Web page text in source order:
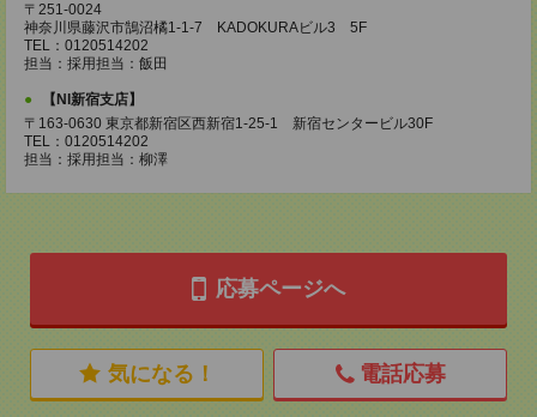
〒251-0024
神奈川県藤沢市鵠沼橘1-1-7 KADOKURAビル3 5F
TEL：0120514202
担当：採用担当：飯田
【NI新宿支店】
〒163-0630 東京都新宿区西新宿1-25-1 新宿センタービル30F
TEL：0120514202
担当：採用担当：柳澤
応募ページへ
気になる！ 電話応募